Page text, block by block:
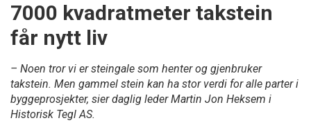
7000 kvadratmeter takstein
får nytt liv
– Noen tror vi er steingale som henter og gjenbruker
takstein. Men gammel stein kan ha stor verdi for alle parter i
byggeprosjekter, sier daglig leder Martin Jon Heksem i
Historisk Tegl AS.